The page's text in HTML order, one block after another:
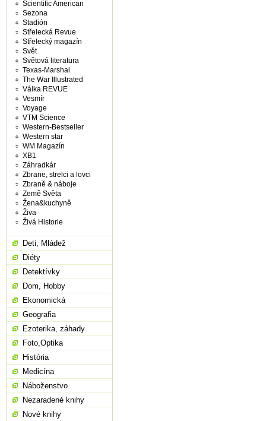
Scientific American
Sezona
Stadión
Střelecká Revue
Střelecký magazín
Svět
Světová literatura
Texas-Marshal
The War Illustrated
Válka REVUE
Vesmír
Voyage
VTM Science
Western-Bestseller
Western star
WM Magazín
XB1
Záhradkár
Zbrane, strelci a lovci
Zbraně & náboje
Země Světa
Žena&kuchyně
Živa
Živá Historie
Deti, Mládež
Diéty
Detektívky
Dom, Hobby
Ekonomická
Geografia
Ezoterika, záhady
Foto,Optika
História
Medicína
Náboženstvo
Nezaradené knihy
Nové knihy